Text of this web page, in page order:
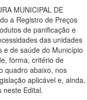
MUNICIPAL DE
a Registro de Preços
de panificação e
das unidades
e de saúde do Município
forma, critério de
quadro abaixo, nos
aplicável e, ainda,
neste Edital.